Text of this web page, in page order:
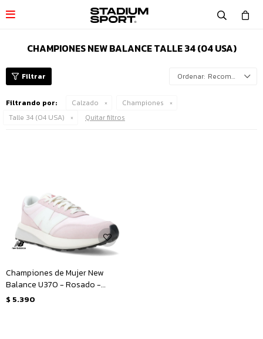

CHAMPIONES NEW BALANCE TALLE 34 (04 USA)
Recomendados
Filtrando por: Calzado
Championes
Talle 34 (04 USA)
Quitar filtros
Championes de Mujer New
Balance U370 - Rosado -
Blanco
$ 5.390